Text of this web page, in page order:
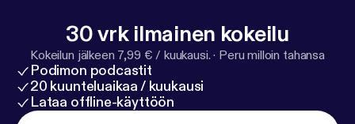
30 vrk ilmainen kokeilu
Kokeilun jälkeen 7,99 € / kuukausi. · Peru milloin tahansa
Podimon podcastit
20 kuunteluaikaa / kuukausi
Lataa offline-käyttöön